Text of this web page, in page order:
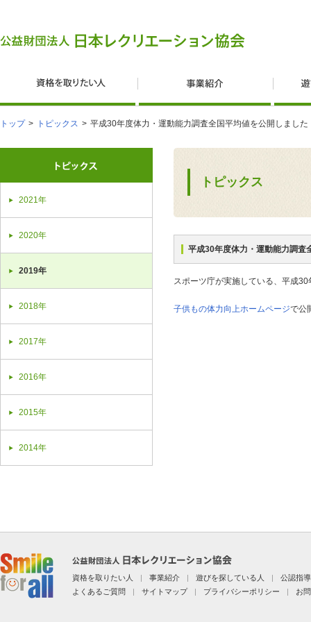
トップ > トピックス > 平成30年度体力・運動能力調査全国平均値を公開しました
トピックス
平成30年度体力・運動能力調査
スポーツ庁が実施している、平成
子供もの体力向上ホームページで公
2021年
2020年
2019年
2018年
2017年
2016年
2015年
2014年
資格を取りたい人 | 事業紹介 | 遊びを探している人 |
公認指
よくあるご質問
| サイトマップ | プライバシーポリシー | お